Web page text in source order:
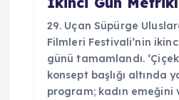
29. Uçan Süpürge
Filmleri Festivali’nin
günü tamamlandı.
konsept başlığı altında
program; kadın emeğini